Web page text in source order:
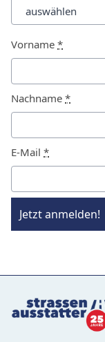
Vorname *
Nachname *
E-Mail *
Jetzt anmelden!